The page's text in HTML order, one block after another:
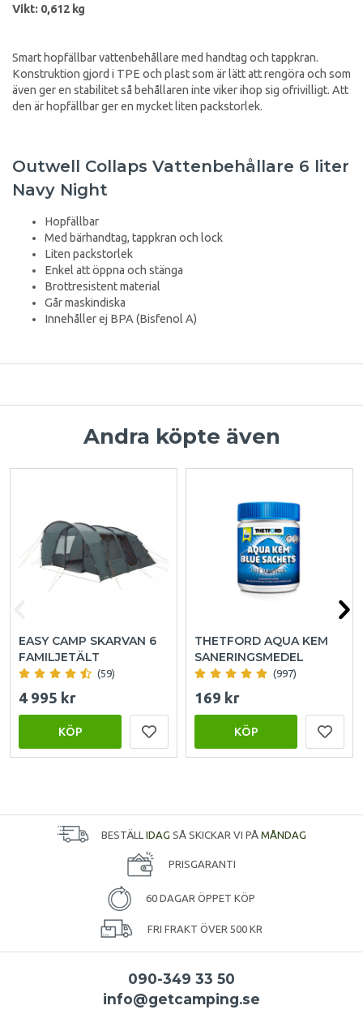
Vikt: 0,612 kg
Smart hopfällbar vattenbehållare med handtag och tappkran.
Konstruktion gjord i TPE och plast som är lätt att rengöra och som
även ger en stabilitet så behållaren inte viker ihop sig ofrivilligt. Att
den är hopfällbar ger en mycket liten packstorlek.
Outwell Collaps Vattenbehållare 6 liter
Navy Night
Hopfällbar
Med bärhandtag, tappkran och lock
Liten packstorlek
Enkel att öppna och stänga
Brottresistent material
Går maskindiska
Innehåller ej BPA (Bisfenol A)
Andra köpte även
EASY CAMP SKARVAN 6
FAMILJETÄLT
(59)
4 995 kr
KÖP
THETFORD AQUA KEM
SANERINGSMEDEL
(997)
169 kr
KÖP
BESTÄLL IDAG SÅ SKICKAR VI PÅ MÅNDAG
PRISGARANTI
60 DAGAR ÖPPET KÖP
FRI FRAKT ÖVER 500 KR
090-349 33 50
info@getcamping.se